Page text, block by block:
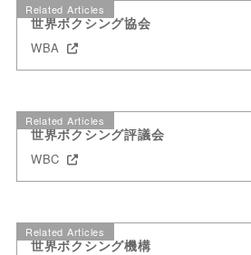
Related Articles
世界ボクシング協会
WBA
Related Articles
世界ボクシング評議会
WBC
Related Articles
世界ボクシング機構